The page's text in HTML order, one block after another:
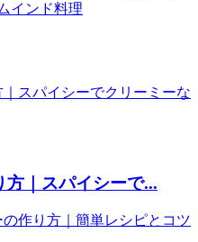
インド料理
｜スパイシーで...